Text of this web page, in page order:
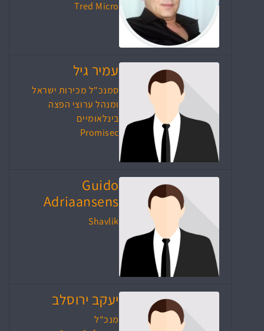
Tred Micro
עמיר גיל
סמנכ"ל מכירות ישראל
ומנהל ערוצי הפצה
בינלאומיים
Promisec
Guido
Adriaansens
Shavlik
יעקב ירוסלב
מנכ"ל